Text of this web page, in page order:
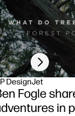
DesignJet
Fogle
in
Next slide